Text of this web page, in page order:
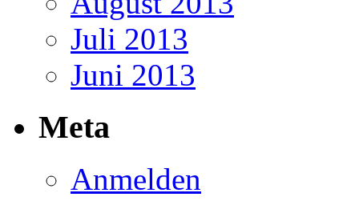
Juli 2013
Juni 2013
Meta
Anmelden